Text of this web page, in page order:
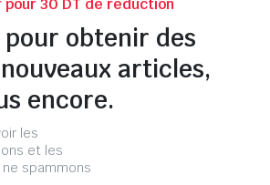
30 DT de réduction
pour obtenir des
articles,
encore.
les
et les
spammons